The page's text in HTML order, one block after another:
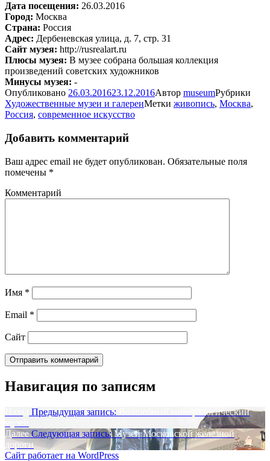
Дата посещения: 26.03.2016
Город: Москва
Страна: Россия
Адрес: Дербеневская улица, д. 7, стр. 31
Сайт музея: http://rusrealart.ru
Плюсы музея: В музее собрана большая коллекция
произведений советских художников
Минусы музея: -
Опубликовано 26.03.201623.12.2016Автор museumРубрики
Художественные музеи и галереиМетки живопись, Москва,
Россия, современное искусство
Добавить комментарий
Ваш адрес email не будет опубликован. Обязательные поля
помечены *
Комментарий
Имя *
Email *
Сайт
Навигация по записям
Предыдущая запись:
Волшебный минералогический
Далее Следующая запись: Музей Московской железной
дороги
Сайт работает на WordPress